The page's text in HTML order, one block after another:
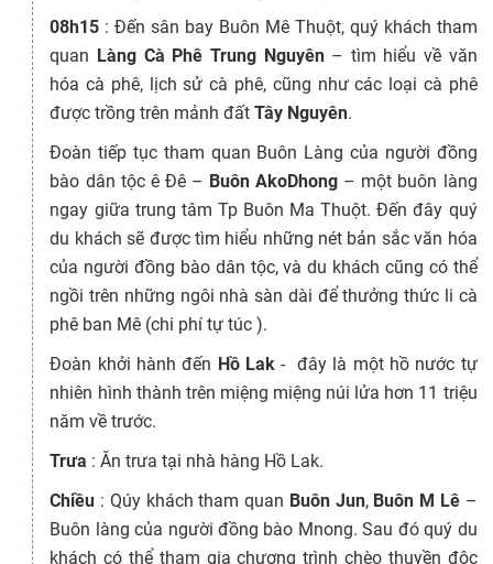
08h15 : Đến sân bay Buôn Mê Thuột, quý khách tham
quan Làng Cà Phê Trung Nguyên– tìm hiểu về văn
hóa cà phê, lịch sử cà phê, cũng như các loại cà phê
được trồng trên mảnh đấtTây Nguyên.
Đoàn tiếp tục tham quan Buôn Làng của người đồng
bào dân tộc ê Đê – Buôn AkoDhong – một buôn làng
ngay giữa trung tâm Tp Buôn Ma Thuột. Đến đây quý
du khách sẽ được tìm hiểu những nét bản sắc văn hóa
của người đồng bào dân tộc, và du khách cũng có thể
ngồi trên những ngôi nhà sàn dài để thưởng thức li cà
phê ban Mê (chi phí tự túc ).
Đoàn khởi hành đến Hồ Lak- đây là một hồ nước tự
nhiên hình thành trên miệng miệng núi lửa hơn 11 triệu
năm về trước.
Trưa : Ăn trưa tại nhà hàng Hồ Lak.
Chiều : Qúy khách tham quan Buôn Jun, Buôn M Lê–
Buôn làng của người đồng bào Mnong. Sau đó quý du
khách có thể tham gia chương trình chèo thuyền độc